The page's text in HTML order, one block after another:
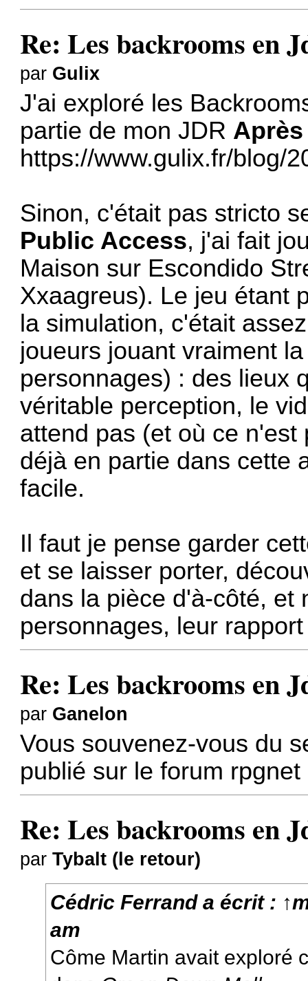
Re: Les backrooms en
par Gulix
J'ai exploré les
partie de mon JDR
https://www.gulix.fr/blog/
Sinon, c'était pas stricto
Public Access, j'ai fait
Maison sur Escondido
Xxaagreus). Le jeu étant
la simulation, c'était
joueurs jouant vraiment
personnages) : des lieux
véritable perception, le
attend pas (et où ce
déjà en partie dans cette
facile.
Il faut je pense garder
et se laisser porter,
dans la pièce d'à-côté, et
personnages, leur
Re: Les backrooms en
par Ganelon
Vous souvenez-vous du
publié sur le forum
Re: Les backrooms en
parTybalt (le retour)
Cédric Ferranda écrit : ↑
am
Côme Martin avait exploré